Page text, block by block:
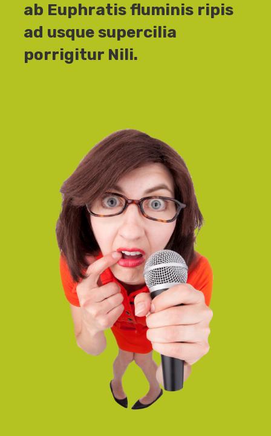
ab Euphratis fluminis ripis
ad usque supercilia
porrigitur Nili.